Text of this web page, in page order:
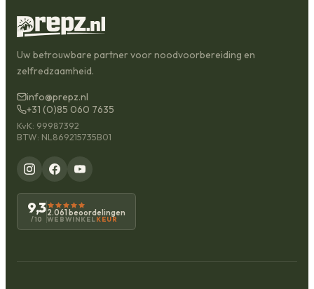
Uw betrouwbare partner voor noodvoorbereiding en
zelfredzaamheid.
info@prepz.nl
+31 (0)85 060 7635
KvK: 99987392
BTW: NL869215735B01
9,3
/10
2.061 beoordelingen
WEBWINKEL KEUR